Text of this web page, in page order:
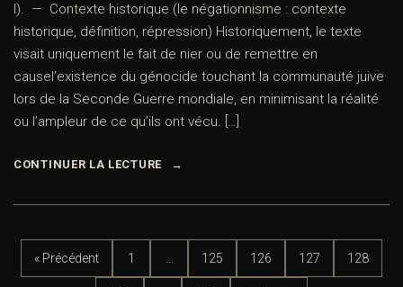
I). — Contexte historique (le négationnisme : contexte
historique, définition, répression) Historiquement, le texte
visait uniquement le fait de nier ou de remettre en
causel’existence du génocide touchant la communauté juive
lors de la Seconde Guerre mondiale, en minimisant la réalité
ou l’ampleur de ce qu’ils ont vécu. […]
CONTINUER LA LECTURE
« Précédent 1 125 126 127 128